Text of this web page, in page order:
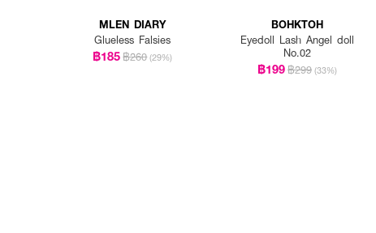
MLEN DIARY
Glueless Falsies
฿185฿260 (29%)
BOHKTOH
Eyedoll Lash Angel doll
No.02
฿199฿299 (33%)